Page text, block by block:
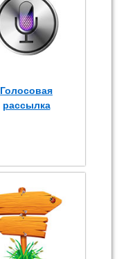
Голосовая
рассылка